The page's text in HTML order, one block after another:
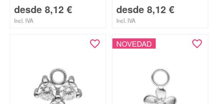
desde 8,12 €
Incl. IVA
desde 8,12 €
Incl. IVA
NOVEDAD